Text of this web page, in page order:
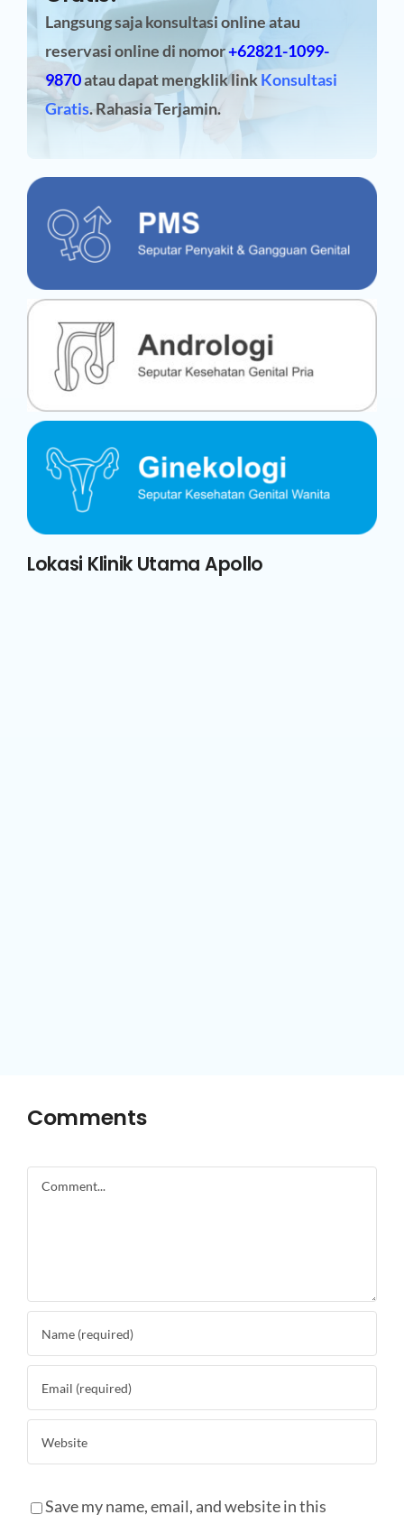
Langsung saja konsultasi online atau
reservasi onlinedi nomor+62821-1099-
9870atau dapat mengklik linkKonsultasi
Gratis. Rahasia Terjamin.
Lokasi Klinik Utama Apollo
Comments
Comment
Save my name, email, and website in this